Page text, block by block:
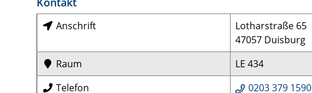
Anschrift
Lotharstraße 65
47057 Duisburg
Raum
LE 434
Telefon
0203 379 1590